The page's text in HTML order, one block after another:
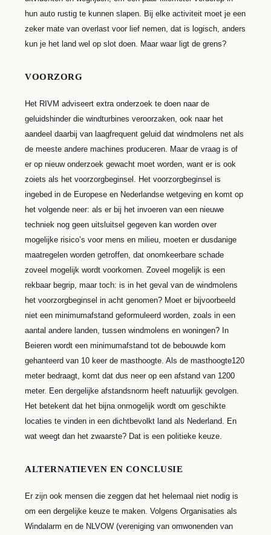
hun auto rustig te kunnen slapen. Bij elke activiteit moet je een
zeker mate van overlast voor lief nemen, dat is logisch, anders
kun je het land wel op slot doen. Maar waar ligt de grens?
VOORZORG
Het RIVM adviseert extra onderzoek te doen naar de
geluidshinder die windturbines veroorzaken, ook naar het
aandeel daarbij van laagfrequent geluid dat windmolens net als
de meeste andere machines produceren. Maar de vraag is of
er op nieuw onderzoek gewacht moet worden, want er is ook
zoiets als het voorzorgbeginsel. Het voorzorgbeginsel is
ingebed in de Europese en Nederlandse wetgeving en komt op
het volgende neer: als er bij het invoeren van een nieuwe
techniek nog geen uitsluitsel gegeven kan worden over
mogelijke risico’s voor mens en milieu, moeten er dusdanige
maatregelen worden getroffen, dat onomkeerbare schade
zoveel mogelijk wordt voorkomen. Zoveel mogelijk is een
rekbaar begrip, maar toch: is in het geval van de windmolens
het voorzorgbeginsel in acht genomen? Moet er bijvoorbeeld
niet een minimumafstand geformuleerd worden, zoals in een
aantal andere landen, tussen windmolens en woningen? In
Beieren wordt een minimumafstand tot de bebouwde kom
gehanteerd van 10 keer de masthoogte. Als de masthoogte120
meter bedraagt, komt dat dus neer op een afstand van 1200
meter. Een dergelijke afstandsnorm heeft natuurlijk gevolgen.
Het betekent dat het bijna onmogelijk wordt om geschikte
locaties te vinden in een dichtbevolkt land als Nederland. En
wat weegt dan het zwaarste? Dat is een politieke keuze.
ALTERNATIEVEN EN CONCLUSIE
Er zijn ook mensen die zeggen dat het helemaal niet nodig is
om een dergelijke keuze te maken. Volgens Organisaties als
Windalarm en de NLVOW (vereniging van omwonenden van